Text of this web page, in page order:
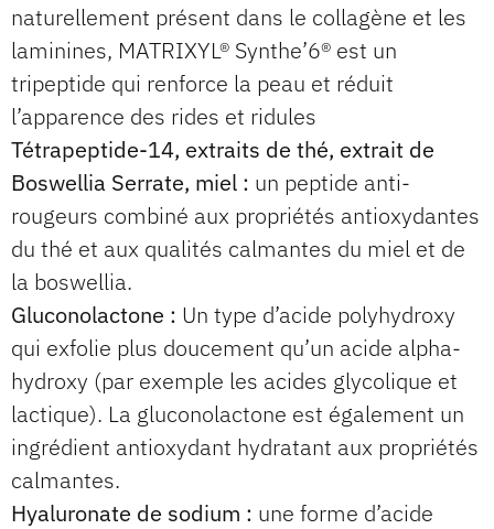
naturellement présent dans le collagène et les
laminines, MATRIXYL® Synthe’6® est un
tripeptide qui renforce la peau et réduit
l’apparence des rides et ridules
Tétrapeptide-14, extraits de thé, extrait de
Boswellia Serrate, miel : un peptide anti-
rougeurs combiné aux propriétés antioxydantes
du thé et aux qualités calmantes du miel et de
la boswellia.
Gluconolactone : Un type d’acide polyhydroxy
qui exfolie plus doucement qu’un acide alpha-
hydroxy (par exemple les acides glycolique et
lactique). La gluconolactone est également un
ingrédient antioxydant hydratant aux propriétés
calmantes.
Hyaluronate de sodium : une forme d’acide